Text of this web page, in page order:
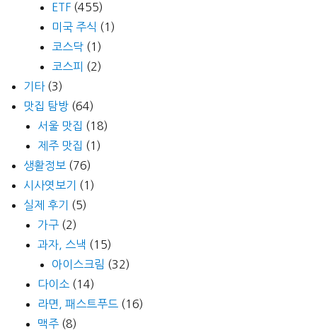
ETF (455)
미국 주식 (1)
코스닥 (1)
코스피 (2)
기타(3)
맛집 탐방 (64)
서울 맛집 (18)
제주 맛집 (1)
생활정보 (76)
시사엿보기
(1)
실제 후기
(5)
가구 (2)
과자, 스낵 (15)
아이스크림 (32)
다이소 (14)
라면, 패스트푸드 (16)
맥주 (8)